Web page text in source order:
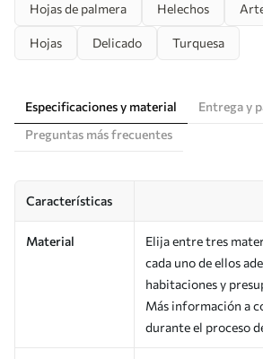
Hojas de palmera Helechos
Hojas Delicado Turquesa
Especificaciones y material
Entrega y
Preguntas más frecuentes
Características
Material
Elija entre tres
cada uno de ellos
habitaciones y
Más información a
durante el proceso